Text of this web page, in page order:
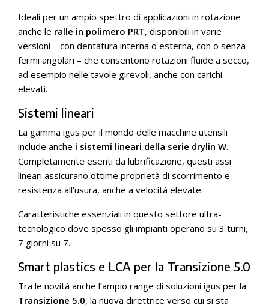
Ideali per un ampio spettro di applicazioni in rotazione
anche le ralle in polimero PRT, disponibili in varie
versioni – con dentatura interna o esterna, con o senza
fermi angolari – che consentono rotazioni fluide a secco,
ad esempio nelle tavole girevoli, anche con carichi
elevati.
Sistemi lineari
La gamma igus per il mondo delle macchine utensili
include anche i sistemi lineari della serie drylin W.
Completamente esenti da lubrificazione, questi assi
lineari assicurano ottime proprietà di scorrimento e
resistenza all’usura, anche a velocità elevate.
Caratteristiche essenziali in questo settore ultra-
tecnologico dove spesso gli impianti operano su 3 turni,
7 giorni su 7.
Smart plastics e LCA per la Transizione 5.0
Tra le novità anche l’ampio range di soluzioni igus per la
Transizione 5.0, la nuova direttrice verso cui si sta